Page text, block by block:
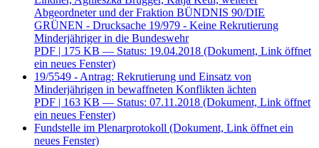
Abgeordneter und der Fraktion BÜNDNIS 90/DIE
GRÜNEN - Drucksache 19/979 - Keine Rekrutierung
Minderjähriger in die Bundeswehr
PDF | 175 KB — Status: 19.04.2018 (Dokument, Link öffnet
ein neues Fenster)
19/5549 - Antrag: Rekrutierung und Einsatz von
Minderjährigen in bewaffneten Konflikten ächten
PDF | 163 KB — Status: 07.11.2018 (Dokument, Link öffnet
ein neues Fenster)
Fundstelle im Plenarprotokoll (Dokument, Link öffnet ein
neues Fenster)